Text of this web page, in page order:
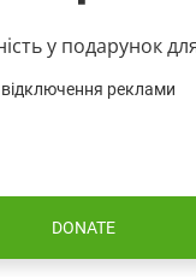
у подарунок
відключення реклами
DONATE